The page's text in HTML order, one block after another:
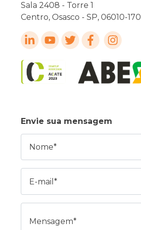
Sala 2408 - Torre 1
Centro, Osasco - SP, 06010-170
Envie sua mensagem